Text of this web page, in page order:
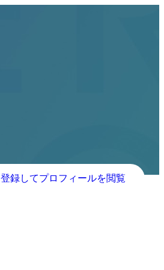
登録してプロフィールを閲覧